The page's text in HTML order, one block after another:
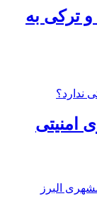
ترکی به
امنیتی